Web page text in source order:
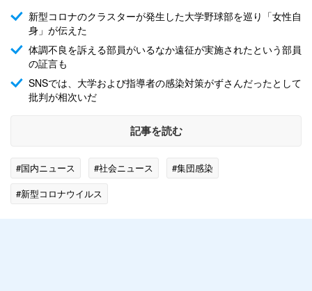
新型コロナのクラスターが発生した大学野球部を巡り「女性自
身」が伝えた
体調不良を訴える部員がいるなか遠征が実施されたという部員
の証言も
SNSでは、大学および指導者の感染対策がずさんだったとして
批判が相次いだ
記事を読む
#国内ニュース #社会ニュース
#集団感染
#新型コロナウイルス